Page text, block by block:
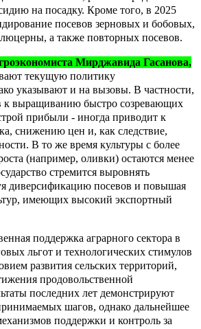
на посадку. Кроме того, в 2025
посевов зерновых и бобовых,
а также повторных посевов.
Мирджавида Гасанова,
текущую политику
указывают и на вызовы. В частности,
к выращиванию быстро созревающих
прибыли - иногда приводит к
снижению цен и, как следствие,
В то же время культуры с более
(например, оливки) остаются менее
стремится выровнять
диверсификацию посевов и повышая
имеющих высокий экспортный
поддержка аграрного сектора в
льгот и технологических стимулов
развития сельских территорий,
продовольственной
последних лет демонстрируют
шагов, однако дальнейшее
поддержки и контроль за